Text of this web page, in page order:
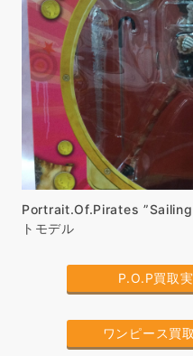
Portrait.Of.Pirates
トモデル
P.O.P買取
ワンピース買